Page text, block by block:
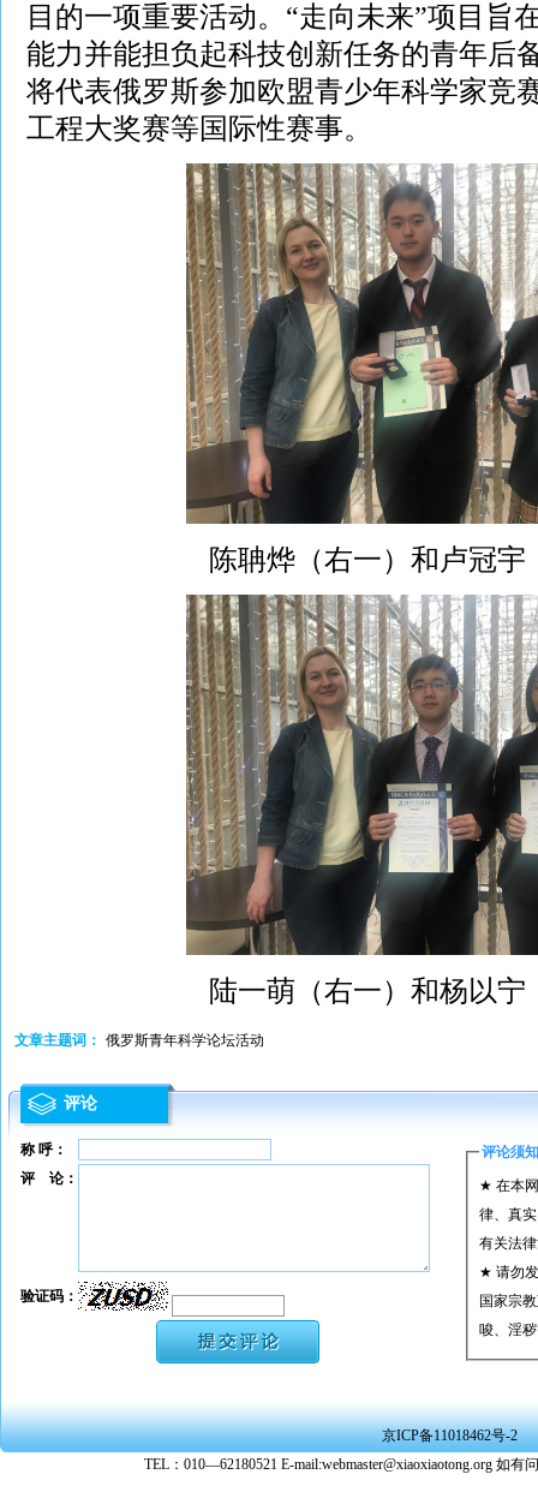
目的一项重要活动。“走向未来”项目旨
能力并能担负起科技创新任务的青年后
将代表俄罗斯参加欧盟青少年科学家竞
工程大奖赛等国际性赛事。
陈聃烨（右一）和卢冠宇
陆一萌（右一）和杨以宁
文章主题词： 俄罗斯青年科学论坛活动
评论
称 呼： 评论须知
★ 在本
律、真
有关法
★ 请勿
国家宗
唆、淫
★ 承担
★ 在本
转载、
★ 参与
评 论：
验证码：
京ICP备11018462号-2
TEL：010—62180521 E-mail:webmaster@xiaoxiaotong.org 如